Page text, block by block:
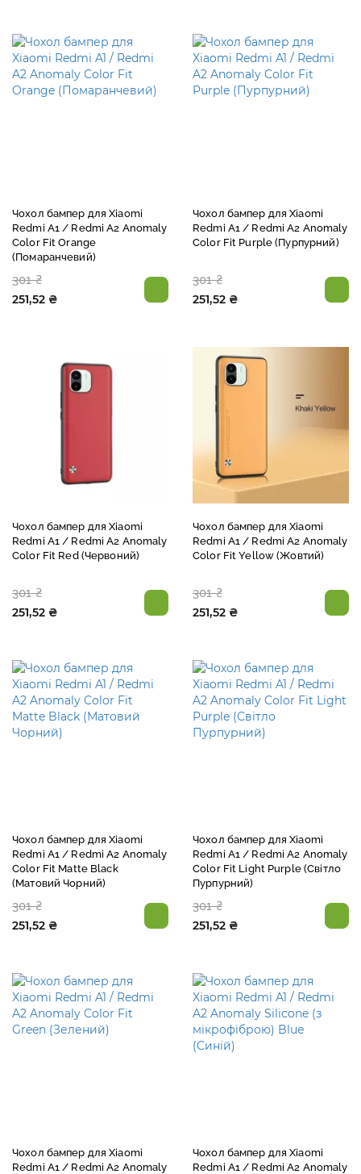
Чохол бампер для Xiaomi
Redmi A1 / Redmi A2 Anomaly
Color Fit Orange
(Помаранчевий)
301 ₴
251,52 ₴
Чохол бампер для Xiaomi
Redmi A1 / Redmi A2 Anomaly
Color Fit Purple (Пурпурний)
301 ₴
251,52 ₴
Чохол бампер для Xiaomi
Redmi A1 / Redmi A2 Anomaly
Color Fit Red (Червоний)
301 ₴
251,52 ₴
Чохол бампер для Xiaomi
Redmi A1 / Redmi A2 Anomaly
Color Fit Yellow (Жовтий)
301 ₴
251,52 ₴
Чохол бампер для Xiaomi
Redmi A1 / Redmi A2 Anomaly
Color Fit Matte Black
(Матовий Чорний)
301 ₴
251,52 ₴
Чохол бампер для Xiaomi
Redmi A1 / Redmi A2 Anomaly
Color Fit Light Purple (Світло
Пурпурний)
301 ₴
251,52 ₴
Чохол бампер для Xiaomi
Redmi A1 / Redmi A2 Anomaly
Чохол бампер для Xiaomi
Redmi A1 / Redmi A2 Anomaly